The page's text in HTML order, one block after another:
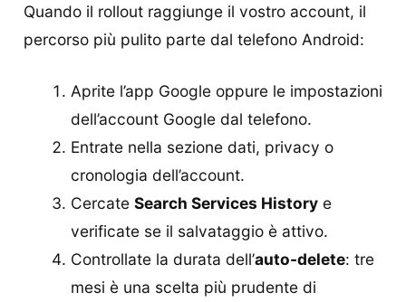
Quando il rollout raggiunge il vostro account, il
percorso più pulito parte dal telefono Android:
Aprite l’app Google oppure le impostazioni
dell’account Google dal telefono.
Entrate nella sezione dati, privacy o
cronologia dell’account.
Cercate Search Services Historye
verificate se il salvataggio è attivo.
Controllate la durata dell’auto-delete: tre
mesi è una scelta più prudente di